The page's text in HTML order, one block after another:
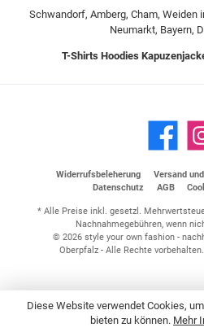
Schwandorf, Amberg, Cham, Weiden
Neumarkt, Bayern,
T-Shirts Hoodies
Widerrufsbeleherung Versand
Datenschutz
AGB
* Alle Preise inkl. gesetzl.
Nachnahmegebühren, wenn
© 2026 style your own fashion -
Oberpfalz - Alle Rechte
Diese Website verwendet Cookies,
bieten zu können. Mehr